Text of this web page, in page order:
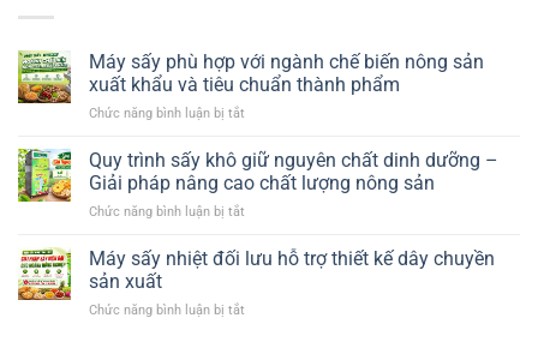
Máy sấy phù hợp với ngành chế biến nông sản
xuất khẩu và tiêu chuẩn thành phẩm
Chức năng bình luận bị tắt
sấy
phù
hợp
chế
Quy trình sấy khô giữ nguyên chất dinh dưỡng –
Giải pháp nâng cao chất lượng nông sản
Chức năng bình luận bị tắt
trình
Máy sấy nhiệt đối lưu hỗ trợ thiết kế dây chuyền
sản xuất
Chức năng bình luận bị tắt